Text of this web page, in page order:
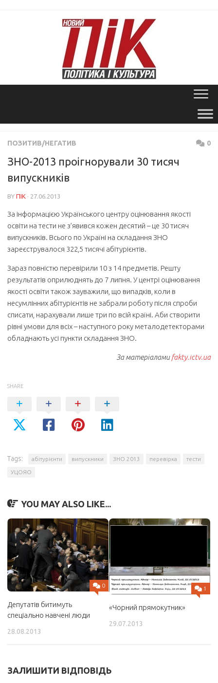
ПОЗИТИВ/НЕГАТИВ 0
ЗНО-2013 проігнорували 30 тисяч
випускників
BY ПІК · 27.06.2013
За інформацією Українського центру оцінювання якості
освіти на тести не з’явився кожен десятий – це 30 тисяч
випускників. Всього по Україні на складання ЗНО
зареєструвалося 322,5 тисячі абітурієнтів.
Зараз повністю перевірили 10 з 14 предметів. Решту
результатів оприлюднять до 7 липня. У центрі оцінювання
якості освіти також зауважили, що випадків, коли в
несумлінних абітурієнтів не забрали роботу після спроби
списати, нарахували лише три по всій країні. Аби створити
рівні умови для всіх – наступного року металодетекторами
обладнають усі пункти складання ЗНО.
За матеріаламиfakty.ictv.ua
SHARE
Tags: абітурієнти випускники ЗНО 2013 перевірка тести
УЦОЯО
YOU MAY ALSO LIKE...
0
Депутатів битимуть
спеціально навчені люди
28.08.2013
1
«Чорний прямокутник»
29.07.2013
ЗАЛИШИТИ ВІДПОВІДЬ